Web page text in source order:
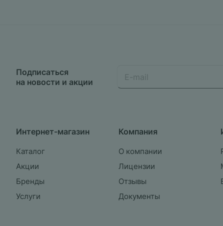
Подписаться
на новости и акции
Интернет-магазин
Каталог
Акции
Бренды
Услуги
Компания
О компании
Лицензии
Отзывы
Документы